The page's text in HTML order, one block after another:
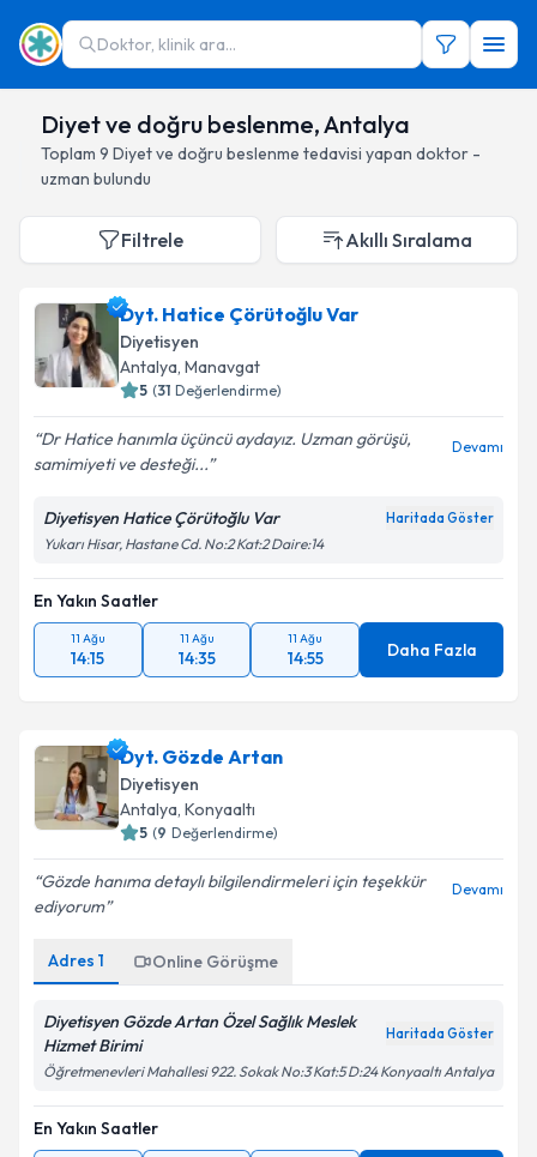
Doktor, klinik ara...
Diyet ve doğru beslenme, Antalya
Toplam 9 Diyet ve doğru beslenme tedavisi yapan doktor -
uzman bulundu
Filtrele Akıllı Sıralama
Dyt. Hatice Çörütoğlu Var
Diyetisyen
Antalya, Manavgat
5 (31 Değerlendirme)
Dr Hatice hanımla üçüncü aydayız. Uzman görüşü,
samimiyeti ve desteği...
Devamı
Diyetisyen Hatice Çörütoğlu Var Haritada Göster
Yukarı Hisar, Hastane Cd. No:2 Kat:2 Daire:14
En Yakın Saatler
11 Ağu
14:15
11 Ağu
14:35
11 Ağu
14:55 Daha Fazla
Dyt. Gözde Artan
Diyetisyen
Antalya, Konyaaltı
5 (9 Değerlendirme)
Gözde hanıma detaylı bilgilendirmeleri için teşekkür
ediyorum
Devamı
Adres 1 Online Görüşme
Diyetisyen Gözde Artan Özel Sağlık Meslek
Hizmet Birimi
Haritada Göster
Öğretmenevleri Mahallesi 922. Sokak No:3 Kat:5 D:24 Konyaaltı Antalya
En Yakın Saatler